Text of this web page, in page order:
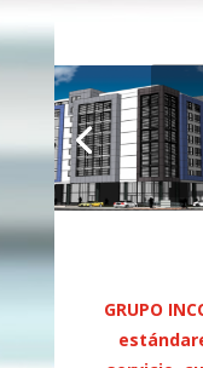
GRUPO